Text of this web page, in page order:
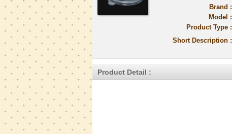
Brand :
Model :
Product Type :
Short Description :
Product Detail :